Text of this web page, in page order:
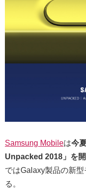
Samsung Mobileは今
Unpacked 2018」を
ではGalaxy製品の新
る。